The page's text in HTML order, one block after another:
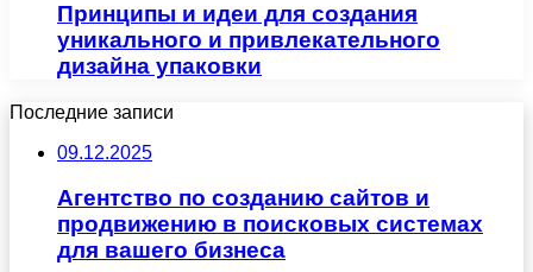
Принципы и идеи для создания
уникального и привлекательного
дизайна упаковки
Последние записи
09.12.2025
Агентство по созданию сайтов и
продвижению в поисковых системах
для вашего бизнеса